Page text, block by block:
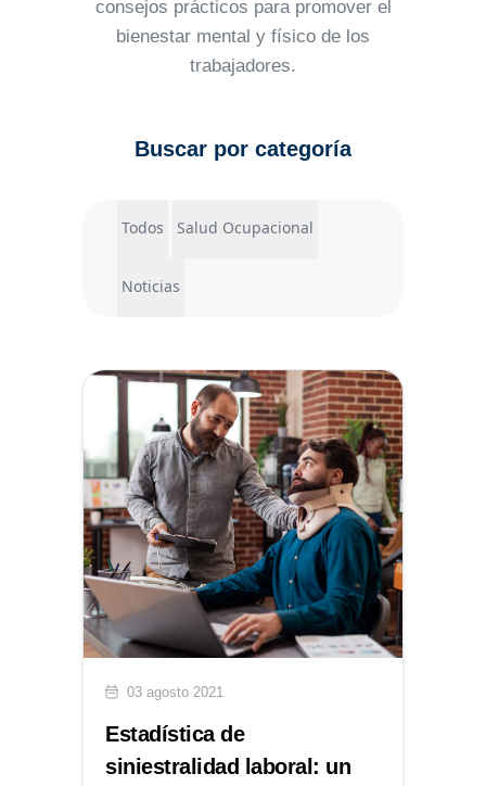
consejos prácticos para promover el
bienestar mental y físico de los
trabajadores.
Buscar por categoría
Todos Salud Ocupacional
Noticias
03 agosto 2021
Estadística de
siniestralidad laboral: un